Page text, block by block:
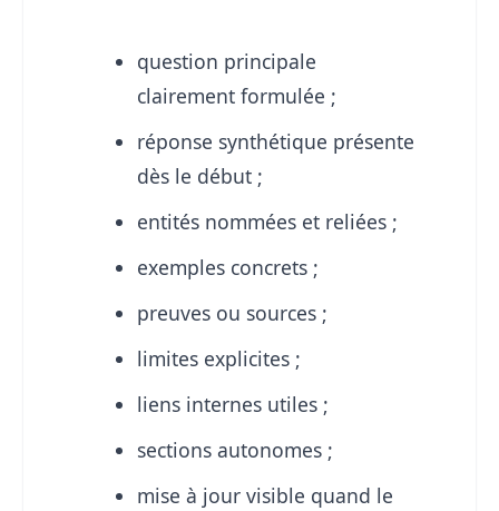
question principale
clairement formulée ;
réponse synthétique présente
dès le début ;
entités nommées et reliées ;
exemples concrets ;
preuves ou sources ;
limites explicites ;
liens internes utiles ;
sections autonomes ;
mise à jour visible quand le